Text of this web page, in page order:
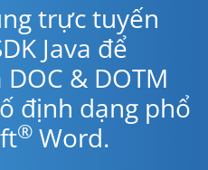
trực tuyến
Java để
& DOTM
định dạng phổ
® Word.